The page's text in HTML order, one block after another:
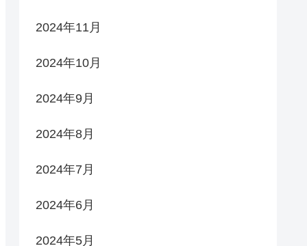
2024年11月
2024年10月
2024年9月
2024年8月
2024年7月
2024年6月
2024年5月